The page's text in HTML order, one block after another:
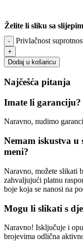
Želite li sliku sa
Privlačnost
Dodaj u košaricu
Najčešća pitanja
Imate li garanciju?
Naravno, nudimo
Nemam iskustva
meni?
Naravno, možete slikati
zahvaljujući platnu
boje koja se nanosi na
Mogu li slikati s
Naravno! Isključuje i
brojevima odlična